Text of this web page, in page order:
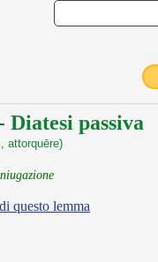
passiva
attorquēre)
questo lemma